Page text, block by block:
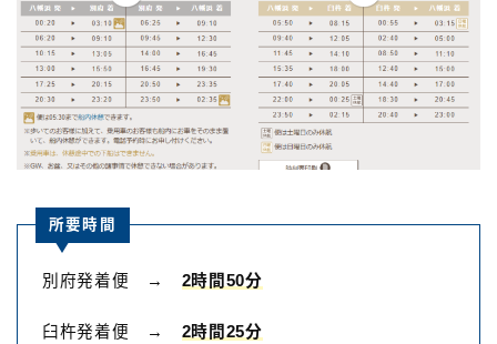
所要時間
別府発着便 → 2時間50分
臼杵発着便 → 2時間25分